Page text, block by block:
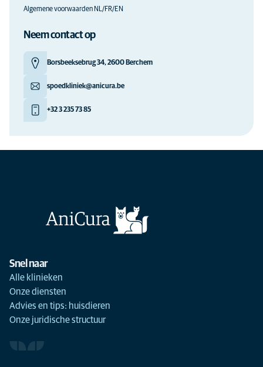
Algemene voorwaarden NL/FR/EN
Neem contact op
Borsbeeksebrug 34, 2600 Berchem
spoedkliniek@anicura.be
+32 3 235 73 85
Snel naar
Alle klinieken
Onze diensten
Advies en tips: huisdieren
Onze juridische structuur